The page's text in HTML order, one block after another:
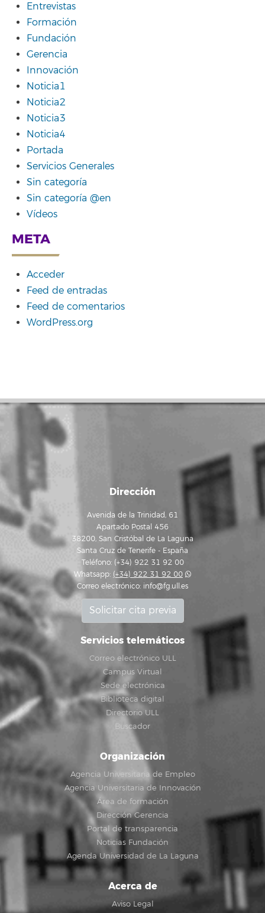
Entrevistas
Formación
Fundación
Gerencia
Innovación
Noticia1
Noticia2
Noticia3
Noticia4
Portada
Servicios Generales
Sin categoría
Sin categoría @en
Vídeos
META
Acceder
Feed de entradas
Feed de comentarios
WordPress.org
Dirección
Avenida de la Trinidad, 61
Apartado Postal 456
38200, San Cristóbal de La Laguna
Santa Cruz de Tenerife - España
Teléfono: (+34) 922 31 92 00
Whatsapp: (+34) 922 31 92 00
Correo electrónico: info@fg.ull.es
Solicitar cita previa
Servicios telemáticos
Correo electrónico ULL
Campus Virtual
Sede electrónica
Biblioteca digital
Directorio ULL
Buscador
Organización
Agencia Universitaria de Empleo
Agencia Universitaria de Innovación
Área de formación
Dirección Gerencia
Portal de transparencia
Noticias Fundación
Agenda Universidad de La Laguna
Acerca de
Aviso Legal